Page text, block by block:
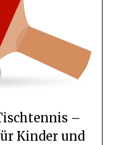
–
Kinder und